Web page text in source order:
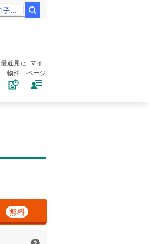
山本舞香 1子出産
最近見た
物件
マイ
ページ
無料